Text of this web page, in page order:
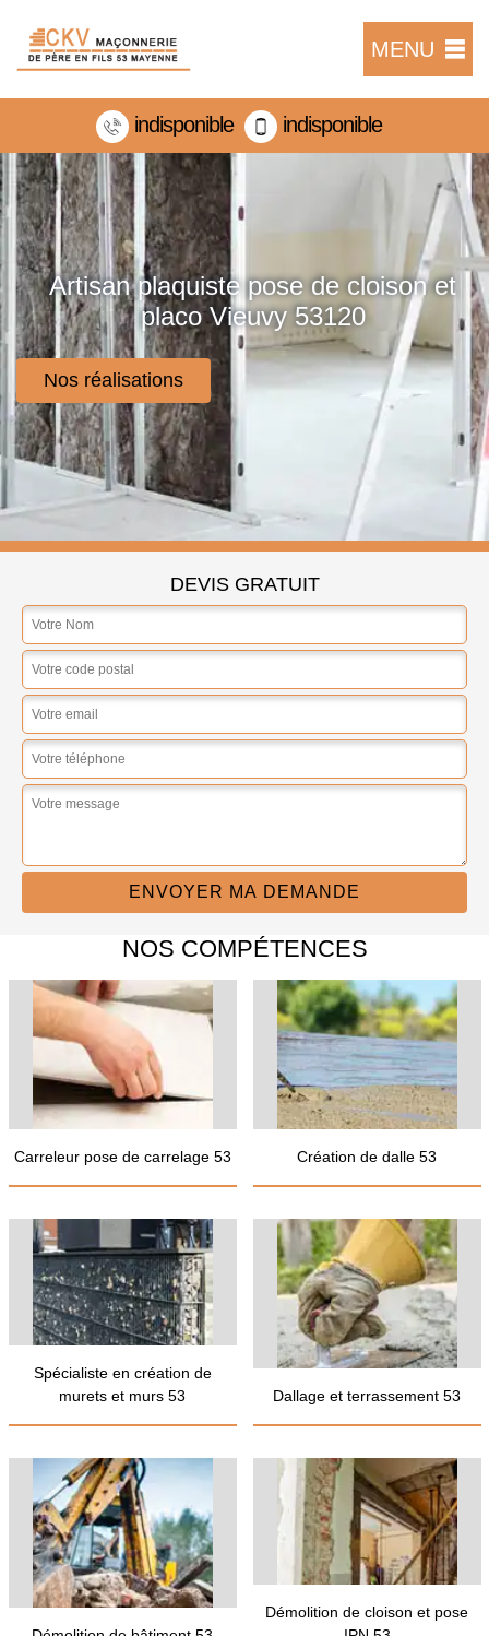
MENU
indisponible indisponible
Artisan plaquiste pose de cloison et
placo Vieuvy 53120
Nos réalisations
DEVIS GRATUIT
NOS COMPÉTENCES
Carreleur pose de carrelage 53 Création de dalle 53
Spécialiste en création de
murets et murs 53
Dallage et terrassement 53
Démolition de cloison et pose